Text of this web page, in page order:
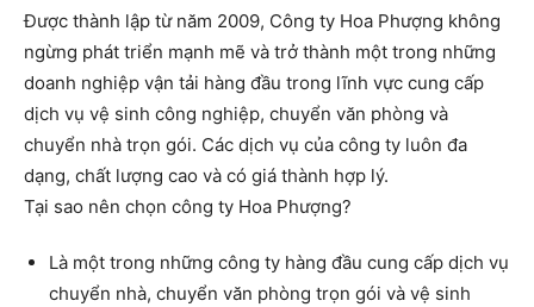
Được thành lập từ năm 2009, Công ty Hoa Phượng không
ngừng phát triển mạnh mẽ và trở thành một trong những
doanh nghiệp vận tải hàng đầu trong lĩnh vực cung cấp
dịch vụ vệ sinh công nghiệp, chuyển văn phòng và
chuyển nhà trọn gói. Các dịch vụ của công ty luôn đa
dạng, chất lượng cao và có giá thành hợp lý.
Tại sao nên chọn công ty Hoa Phượng?
Là một trong những công ty hàng đầu cung cấp dịch vụ
chuyển nhà, chuyển văn phòng trọn gói và vệ sinh